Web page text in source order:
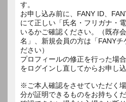
す。
お申し込み前に、FANY ID、
にて正しい「氏名・フリガナ・
いるかご確認ください。（既存
名」、新規会員の方は「FANYチ
ださい）
プロフィールの修正を行った場
をログインし直してからお申し
※ご本人確認をさせていただく
分が証明できるものをお持ちくだ